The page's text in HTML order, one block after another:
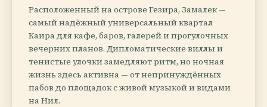
Расположенный на острове Гезира, Замалек —
самый надёжный универсальный квартал
Каира для кафе, баров, галерей и прогулочных
вечерних планов. Дипломатические виллы и
тенистые улочки замедляют ритм, но ночная
жизнь здесь активна — от непринуждённых
пабов до площадок с живой музыкой и видами
на Нил.